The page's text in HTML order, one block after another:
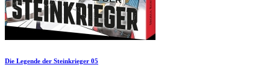
Die Legende der Steinkrieger 05